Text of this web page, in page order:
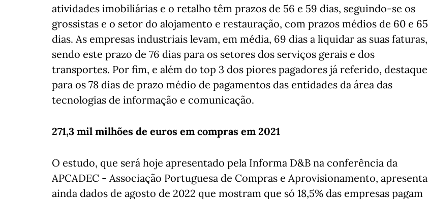
atividades imobiliárias e o retalho têm prazos de 56 e 59 dias, seguindo-se os
grossistas e o setor do alojamento e restauração, com prazos médios de 60 e 65
dias. As empresas industriais levam, em média, 69 dias a liquidar as suas faturas,
sendo este prazo de 76 dias para os setores dos serviços gerais e dos
transportes. Por fim, e além do top 3 dos piores pagadores já referido, destaque
para os 78 dias de prazo médio de pagamentos das entidades da área das
tecnologias de informação e comunicação.
271,3 mil milhões de euros em compras em 2021
O estudo, que será hoje apresentado pela Informa D&B na conferência da
APCADEC - Associação Portuguesa de Compras e Aprovisionamento, apresenta
ainda dados de agosto de 2022 que mostram que só 18,5% das empresas pagam